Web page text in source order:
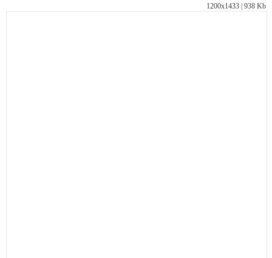
1200х1433 | 938 Kb